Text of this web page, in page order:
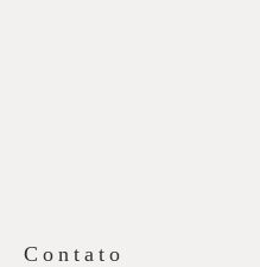
Contato